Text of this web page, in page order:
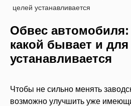
целей устанавливается
Обвес автомобиля:
какой бывает и для
устанавливается
Чтобы не сильно менять
возможно улучшить уже